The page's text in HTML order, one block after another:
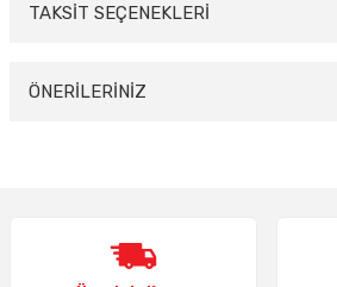
Bu ürüne ilk yorumu siz
TAKSİT SEÇENEKLERİ
ÖNERİLERİNİZ
Ürün resmi kalitesiz, bozuk veya